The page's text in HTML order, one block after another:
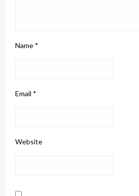
Name *
Email *
Website